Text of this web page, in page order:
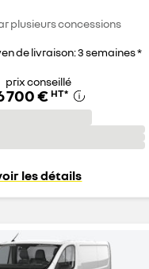
plusieurs concessions
de livraison: 3 semaines *
prix conseillé
700 € HT*
les détails